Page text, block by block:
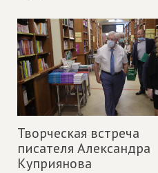
Творческая встреча
писателя Александра
Куприянова